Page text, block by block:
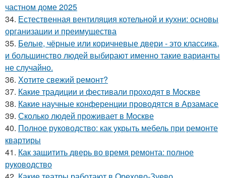
частном доме 2025
34. Естественная вентиляция котельной и кухни: основы
организации и преимущества
35. Белые, чёрные или коричневые двери - это классика,
и большинство людей выбирают именно такие варианты
не случайно.
36. Хотите свежий ремонт?
37. Какие традиции и фестивали проходят в Москве
38. Какие научные конференции проводятся в Арзамасе
39. Сколько людей проживает в Москве
40. Полное руководство: как укрыть мебель при ремонте
квартиры
41. Как защитить дверь во время ремонта: полное
руководство